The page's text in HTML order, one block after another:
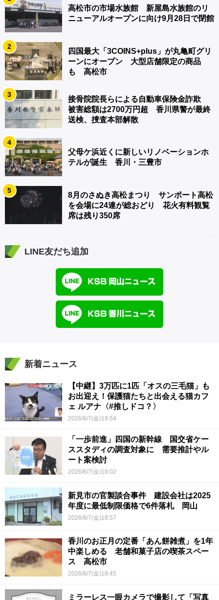
高松市の市場水族館 新屋島水族館のリ
ニューアルオープンに向け9月28日で閉館
2
四国最大「3COINS+plus」が丸亀町グリ
ーンにオープン 大型店舗限定の商品
も 高松市
3
接骨院院長らによる自動車保険金詐欺
被害総額は2700万円超 香川県警が最終
送検、捜査本部解散
4
父母ケ浜近くに新しいリノベーションホ
テルが誕生 香川・三豊市
5
8月のさぬき高松まつり サンポート高松
を会場に24連が総おどり 花火有料観覧
席は残り350席
LINE友だち追加
新着ニュース
【中継】3万匹に1匹「オスの三毛猫」も
お出迎え！保護猫たちと出会える猫カフ
ェ ルアナ〈#推しドコ？〉
2026/8/7(金)19:54
「一歩前進」四国の新幹線 国交省ケー
ススタディの調査対象に 需要推計やル
ート案検討
2026/8/7(金)19:02
新見市の官製談合事件 建設会社は2025
年度に最低制限価格で6件落札 岡山
2026/8/7(金)18:57
香川のお正月の定番「あん餅雑煮」を1年
中楽しめる 老舗和菓子店の喫茶スペー
ス 高松市
2026/8/7(金)18:45
ミラーレス一眼カメラで撮影して「写真